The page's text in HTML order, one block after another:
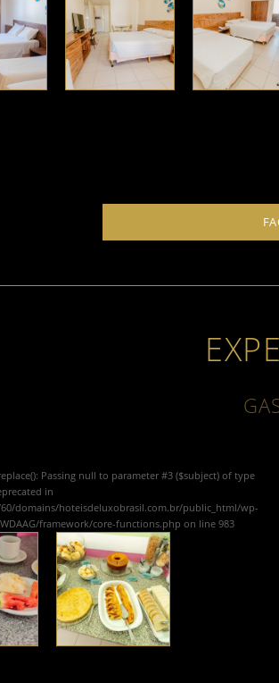
Passing null to parameter #3 ($subject) of type
in
domains/hoteisdeluxobrasil.com.br/public_html/wp-
framework/core-functions.php on line 983